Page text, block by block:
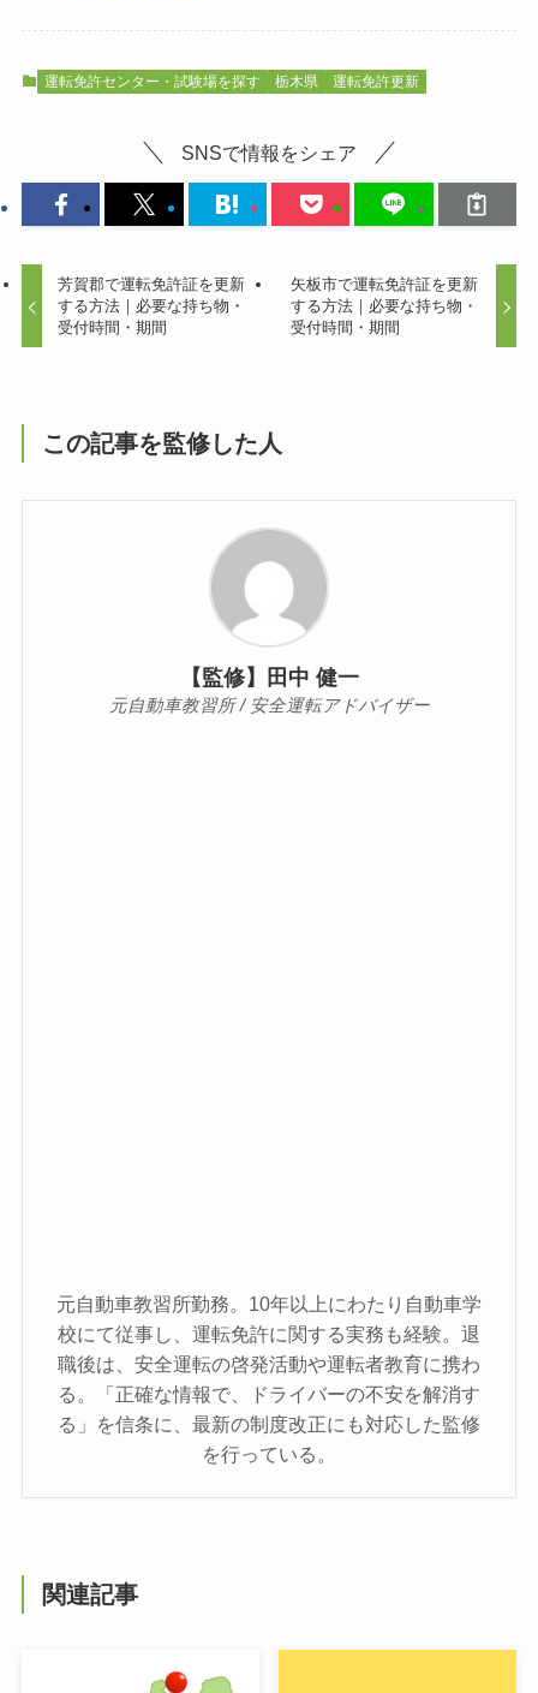
運転免許センター・試験場を探す 栃木県 運転免許更新
SNSで情報をシェア
芳賀郡で運転免許証を更新
する方法｜必要な持ち物・
受付時間・期間
矢板市で運転免許証を更新
する方法｜必要な持ち物・
受付時間・期間
この記事を監修した人
【監修】田中 健一
元自動車教習所 / 安全運転アドバイザー
元自動車教習所勤務。10年以上にわたり自動車学
校にて従事し、運転免許に関する実務も経験。退
職後は、安全運転の啓発活動や運転者教育に携わ
る。「正確な情報で、ドライバーの不安を解消す
る」を信条に、最新の制度改正にも対応した監修
を行っている。
関連記事